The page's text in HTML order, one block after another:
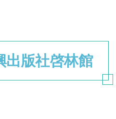
出版社啓林館